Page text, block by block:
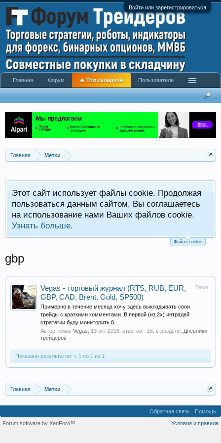
Войти или зарегистрироваться
Главная Метки
Этот сайт использует файлы cookie. Продолжая
пользоваться данным сайтом, Вы соглашаетесь
на использование нами Ваших файлов cookie.
Узнать больше.
Файлы cookie
gbp
Тема
Vegas - торговый журнал (RTS, RUB, EUR,
GBP, CAD, Brent, Gold, SP500)
Примерно в течение месяца хочу здесь выкладывать свои
трейды с краткими комментами. В первой (из 2х) интрадей
стратегии буду мониторить 8...
Автор темы: Vegas 13 окт 2016 , ответов - 16, в разделе: Дневники
трейдеров
Показано результатов: с 1 по 1 из 1.
Главная Метки
Главная Форум 🔥 Топ складчин Пользователи
Обратная связь
Помощь
Условия и правила
Forum software by XenForo™